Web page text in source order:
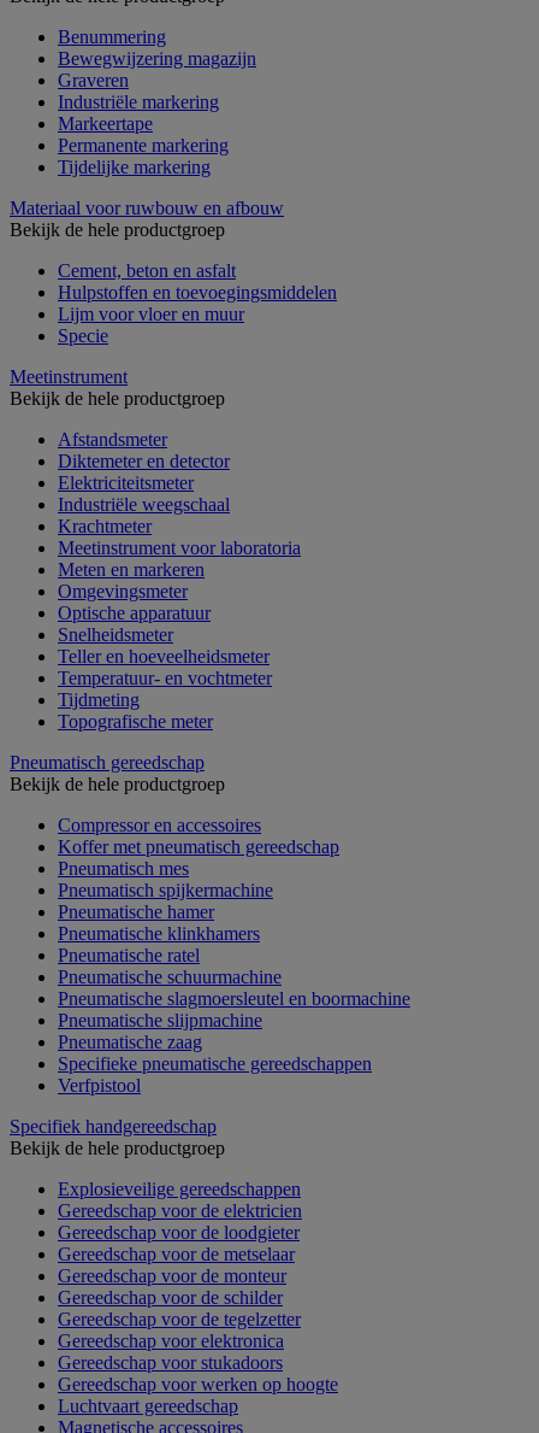
Benummering
Bewegwijzering magazijn
Graveren
Industriële markering
Markeertape
Permanente markering
Tijdelijke markering
Materiaal voor ruwbouw en afbouw
Bekijk de hele productgroep
Cement, beton en asfalt
Hulpstoffen en toevoegingsmiddelen
Lijm voor vloer en muur
Specie
Meetinstrument
Bekijk de hele productgroep
Afstandsmeter
Diktemeter en detector
Elektriciteitsmeter
Industriële weegschaal
Krachtmeter
Meetinstrument voor laboratoria
Meten en markeren
Omgevingsmeter
Optische apparatuur
Snelheidsmeter
Teller en hoeveelheidsmeter
Temperatuur- en vochtmeter
Tijdmeting
Topografische meter
Pneumatisch gereedschap
Bekijk de hele productgroep
Compressor en accessoires
Koffer met pneumatisch gereedschap
Pneumatisch mes
Pneumatisch spijkermachine
Pneumatische hamer
Pneumatische klinkhamers
Pneumatische ratel
Pneumatische schuurmachine
Pneumatische slagmoersleutel en boormachine
Pneumatische slijpmachine
Pneumatische zaag
Specifieke pneumatische gereedschappen
Verfpistool
Specifiek handgereedschap
Bekijk de hele productgroep
Explosieveilige gereedschappen
Gereedschap voor de elektricien
Gereedschap voor de loodgieter
Gereedschap voor de metselaar
Gereedschap voor de monteur
Gereedschap voor de schilder
Gereedschap voor de tegelzetter
Gereedschap voor elektronica
Gereedschap voor stukadoors
Gereedschap voor werken op hoogte
Luchtvaart gereedschap
Magnetische accessoires